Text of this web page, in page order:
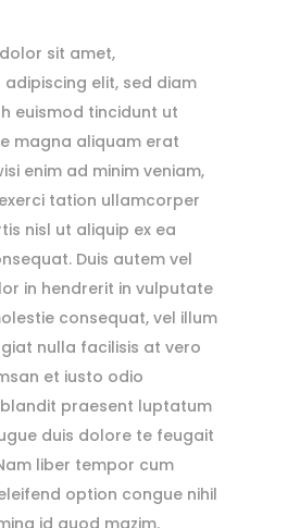
sit amet,
elit, sed diam
euismod tincidunt ut
magna aliquam erat
enim ad minim veniam,
tation ullamcorper
nisl ut aliquip ex ea
Duis autem vel
in hendrerit in vulputate
consequat, vel illum
nulla facilisis at vero
et iusto odio
praesent luptatum
duis dolore te feugait
liber tempor cum
option congue nihil